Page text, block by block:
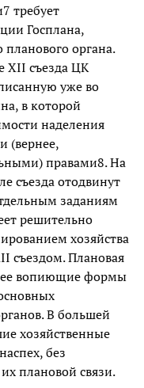
требует
Госплана,
органа.
XII съезда ЦК
уже во
в которой
наделения
(вернее,
правами8. На
съезда отодвинут
заданиям
решительно
хозяйства
съездом. Плановая
вопиющие формы
В большей
хозяйственные
без
плановой связи.